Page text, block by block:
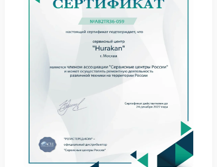
Иногда запах заметен уже через несколько минут
после включения, а иногда проявляется только при
подаче горячей воды. По этой причине в сервисный
центр Hurakan полезно передавать не только саму
жалобу, но и точный момент появления проблемы.
На что стоит обратить внимание
не стал ли корпус заметно горячее;
сохранилась ли нормальная подача воды.
Если одновременно ощущается резкий нагрев